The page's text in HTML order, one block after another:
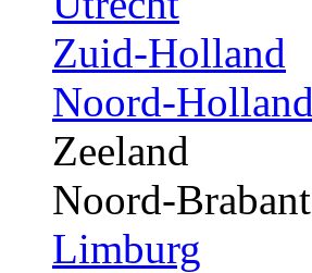
Zuid-Holland
Noord-Holland
Zeeland
Noord-Brabant
Limburg